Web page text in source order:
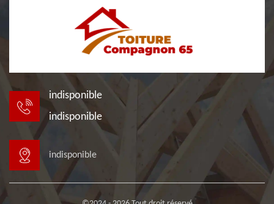
indisponible
indisponible
indisponible